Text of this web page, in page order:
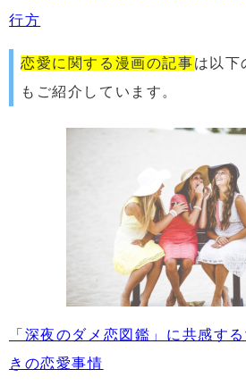
行方
恋愛に関する漫画の記事は以下
もご紹介しています。
「深夜のダメ恋図鑑」に共感す
きの恋愛事情